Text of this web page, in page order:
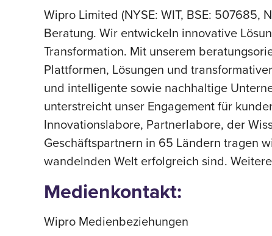
Wipro Limited (NYSE: WIT, BSE: 507685,
Beratung. Wir entwickeln innovative
Transformation. Mit unserem
Plattformen, Lösungen und
und intelligente sowie nachhaltige
unterstreicht unser Engagement für
Innovationslabore, Partnerlabore, der
Geschäftspartnern in 65 Ländern tragen
wandelnden Welt erfolgreich sind.
Medienkontakt:
Wipro Medienbeziehungen